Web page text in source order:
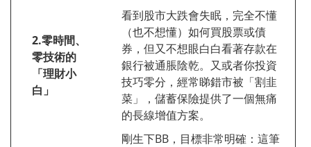
2.零時間、
零技術的
「理財小
白」
看到股市大跌會失眠，完全不懂
（也不想懂）如何買股票或債
券，但又不想眼白白看著存款在
銀行被通脹陰乾。又或者你投資
技巧零分，經常睇錯市被「割韭
菜」，儲蓄保險提供了一個無痛
的長線增值方案。
剛生下BB，目標非常明確：這筆